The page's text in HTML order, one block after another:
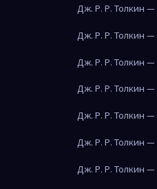
Дж. Р. Р. Толкин —
Дж. Р. Р. Толкин —
Дж. Р. Р. Толкин —
Дж. Р. Р. Толкин —
Дж. Р. Р. Толкин —
Дж. Р. Р. Толкин —
Дж. Р. Р. Толкин —